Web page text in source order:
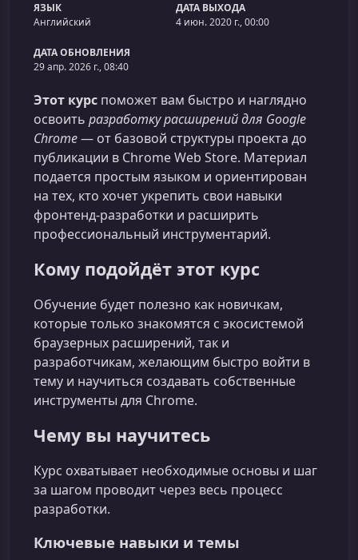
ЯЗЫК
Английский
ДАТА ВЫХОДА
4 июн. 2020 г., 00:00
ДАТА ОБНОВЛЕНИЯ
29 апр. 2026 г., 08:40
Этот курс поможет вам быстро и наглядно
освоить разработку расширений для Google
Chrome— от базовой структуры проекта до
публикации в Chrome Web Store. Материал
подается простым языком и ориентирован
на тех, кто хочет укрепить свои навыки
фронтенд‑разработки и расширить
профессиональный инструментарий.
Кому подойдёт этот курс
Обучение будет полезно как новичкам,
которые только знакомятся с экосистемой
браузерных расширений, так и
разработчикам, желающим быстро войти в
тему и научиться создавать собственные
инструменты для Chrome.
Чему вы научитесь
Курс охватывает необходимые основы и шаг
за шагом проводит через весь процесс
разработки.
Ключевые навыки и темы